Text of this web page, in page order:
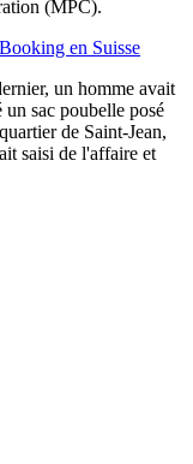
(MPC).
en Suisse
un homme avait
un sac poubelle posé
de Saint-Jean,
saisi de l'affaire et